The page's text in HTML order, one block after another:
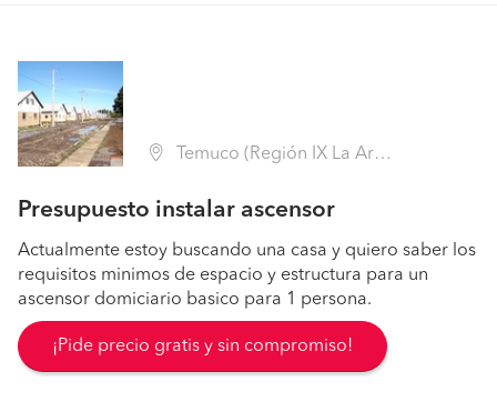
Temuco (Región IX La Araucanía - Cautín)
Presupuesto instalar ascensor
Actualmente estoy buscando una casa y quiero saber los
requisitos minimos de espacio y estructura para un
ascensor domiciario basico para 1 persona.
¡Pide precio gratis y sin compromiso!